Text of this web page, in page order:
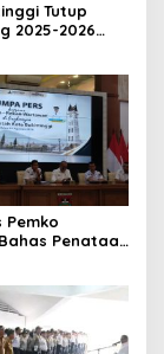
Tutup
2025-2026
Pemko
Penataan